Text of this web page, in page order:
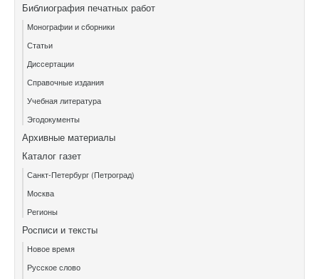
Библиография печатных работ
Монографии и сборники
Статьи
Диссертации
Справочные издания
Учебная литература
Эгодокументы
Архивные материалы
Каталог газет
Санкт-Петербург (Петроград)
Москва
Регионы
Росписи и тексты
Новое время
Русское слово